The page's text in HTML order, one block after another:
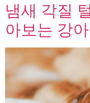
냄새 각질
아보는 강